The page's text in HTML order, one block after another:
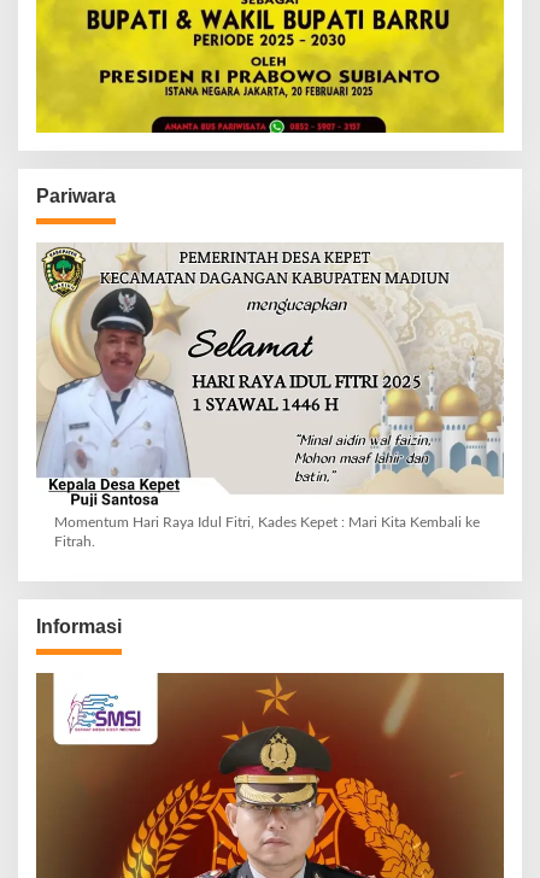
Pariwara
Momentum Hari Raya Idul Fitri, Kades Kepet : Mari Kita Kembali ke
Fitrah.
Informasi